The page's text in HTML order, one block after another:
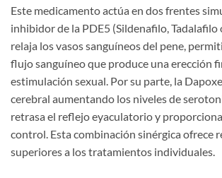
Este medicamento actúa en dos frentes
inhibidor de la PDE5 (Sildenafilo, Tadalafilo
relaja los vasos sanguíneos del pene,
flujo sanguíneo que produce una erección
estimulación sexual. Por su parte, la
cerebral aumentando los niveles de
retrasa el reflejo eyaculatorio y
control. Esta combinación sinérgica ofrece
superiores a los tratamientos individuales.